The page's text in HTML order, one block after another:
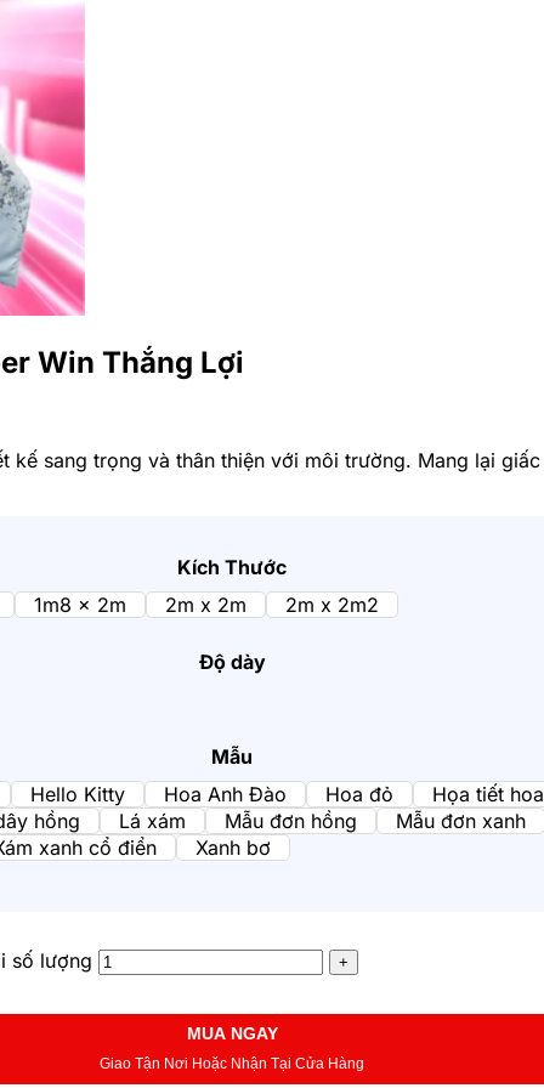
Win Thắng Lợi
kế sang trọng và thân thiện với môi trường. Mang lại
Kích Thước
1m8 x 2m
2m x 2m 2m x 2m2
Độ dày
Mẫu
Hello Kitty
Hoa Anh Đào Hoa đỏ
Họa tiết
hồng
Lá xám Mẫu đơn hồng
Mẫu đơn xanh
xanh cổ điển
Xanh bơ
số lượng
MUA NGAY
Giao Tận Nơi Hoặc Nhận Tại Cửa Hàng